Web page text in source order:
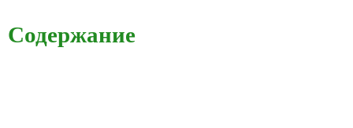
Содержание